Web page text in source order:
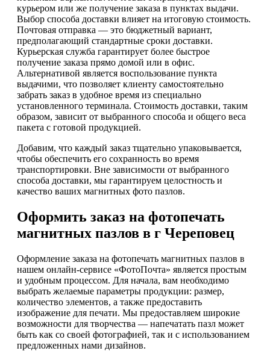
курьером или же получение заказа в пунктах выдачи.
Выбор способа доставки влияет на итоговую стоимость.
Почтовая отправка — это бюджетный вариант,
предполагающий стандартные сроки доставки.
Курьерская служба гарантирует более быстрое
получение заказа прямо домой или в офис.
Альтернативой является воспользование пункта
выдачими, что позволяет клиенту самостоятельно
забрать заказ в удобное время из специально
установленного терминала. Стоимость доставки, таким
образом, зависит от выбранного способа и общего веса
пакета с готовой продукцией.
Добавим, что каждый заказ тщательно упаковывается,
чтобы обеспечить его сохранность во время
транспортировки. Вне зависимости от выбранного
способа доставки, мы гарантируем целостность и
качество ваших магнитных фото пазлов.
Оформить заказ на фотопечать
магнитных пазлов в г Череповец
Оформление заказа на фотопечать магнитных пазлов в
нашем онлайн-сервисе «ФотоПочта» является простым
и удобным процессом. Для начала, вам необходимо
выбрать желаемые параметры продукции: размер,
количество элементов, а также предоставить
изображение для печати. Мы предоставляем широкие
возможности для творчества — напечатать пазл может
быть как со своей фотографией, так и с использованием
предложенных нами дизайнов.